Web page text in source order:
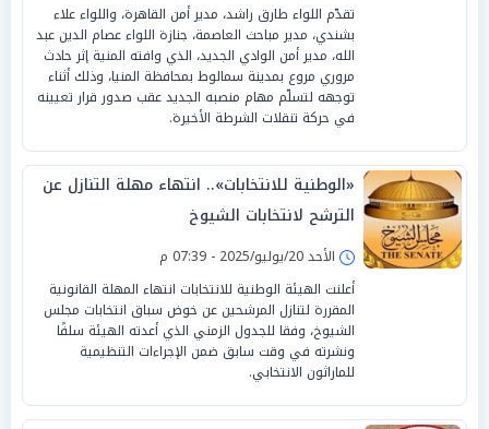
تقدّم اللواء طارق راشد، مدير أمن القاهرة، واللواء علاء
بشندي، مدير مباحث العاصمة، جنازة اللواء عصام الدين عبد
الله، مدير أمن الوادي الجديد، الذي وافته المنية إثر حادث
مروري مروع بمدينة سمالوط بمحافظة المنيا، وذلك أثناء
توجهه لتسلّم مهام منصبه الجديد عقب صدور قرار تعيينه
في حركة تنقلات الشرطة الأخيرة.
«الوطنية للانتخابات».. انتهاء مهلة التنازل عن
الترشح لانتخابات الشيوخ
الأحد 20/يوليو/2025 - 07:39 م
أعلنت الهيئة الوطنية للانتخابات انتهاء المهلة القانونية
المقررة لتنازل المرشحين عن خوض سباق انتخابات مجلس
الشيوخ، وفقا للجدول الزمني الذي أعدته الهيئة سلفًا
ونشرته في وقت سابق ضمن الإجراءات التنظيمية
للماراثون الانتخابي.